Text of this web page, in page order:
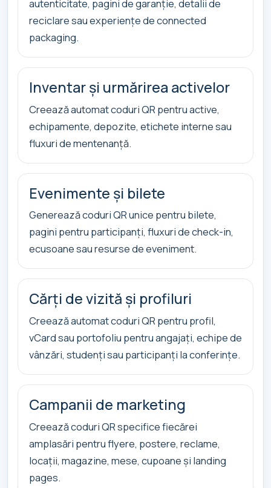
autenticitate, pagini de garanție, detalii de
reciclare sau experiențe de connected
packaging.
Inventar și urmărirea activelor
Creează automat coduri QR pentru active,
echipamente, depozite, etichete interne sau
fluxuri de mentenanță.
Evenimente și bilete
Generează coduri QR unice pentru bilete,
pagini pentru participanți, fluxuri de check-in,
ecusoane sau resurse de eveniment.
Cărți de vizită și profiluri
Creează automat coduri QR pentru profil,
vCard sau portofoliu pentru angajați, echipe de
vânzări, studenți sau participanți la conferințe.
Campanii de marketing
Creează coduri QR specifice fiecărei
amplasări pentru flyere, postere, reclame,
locații, magazine, mese, cupoane și landing
pages.